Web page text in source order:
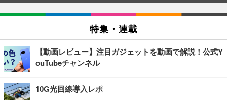
特集・連載
【動画レビュー】注目ガジェットを動画で解説！公式Y
ouTubeチャンネル
10G光回線導入レポ